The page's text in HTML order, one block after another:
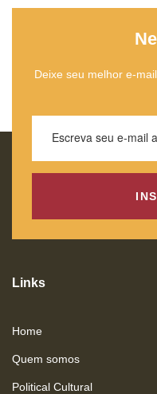
Deixe seu melhor e-
Links
Home
Quem somos
Political Cultural